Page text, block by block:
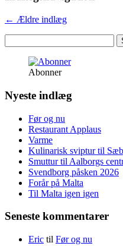
← Ældre indlæg
efter:
Abonner
Nyeste indlæg
Før og nu
Restaurant Applaus
Varme
Kulinarisk sviptur til
Smuttur til Aalborgs
Svendborg påsken 2026
Forår på Malta
Til Malta igen igen
Seneste kommentarer
Eric til Før og nu